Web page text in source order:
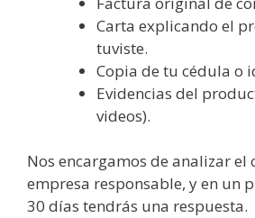
Carta explicando el
tuviste.
Copia de tu cédula o
Evidencias del
videos).
Nos encargamos de analizar el
empresa responsable, y en un
30 días tendrás una respuesta.